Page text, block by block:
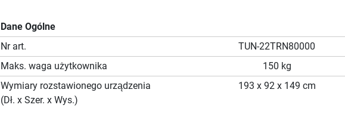
Dane Ogólne
Nr art.
TUN-22TRN80000
Maks. waga użytkownika
150 kg
Wymiary rozstawionego urządzenia
(Dł. x Szer. x Wys.)
193 x 92 x 149 cm